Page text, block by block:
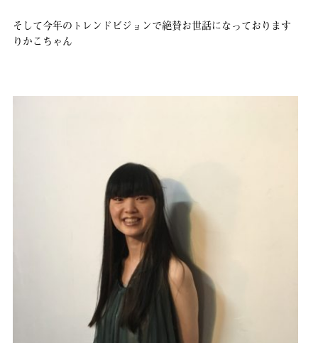
そして今年のトレンドビジョンで絶賛お世話になっております
りかこちゃん